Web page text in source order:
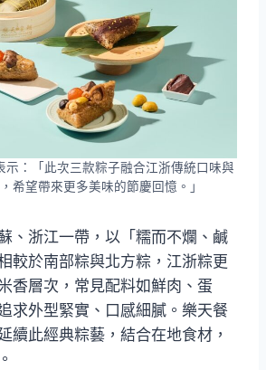
示：「此次三款粽子融合江浙傳統口味與
希望帶來更多美味的節慶回憶。」
、浙江一帶，以「糯而不爛、鹹
較於南部粽與北方粽，江浙粽更
香層次，常見配料如鮮肉、蛋
求外型緊實、口感細膩。樂天餐
續此經典粽藝，結合在地食材，